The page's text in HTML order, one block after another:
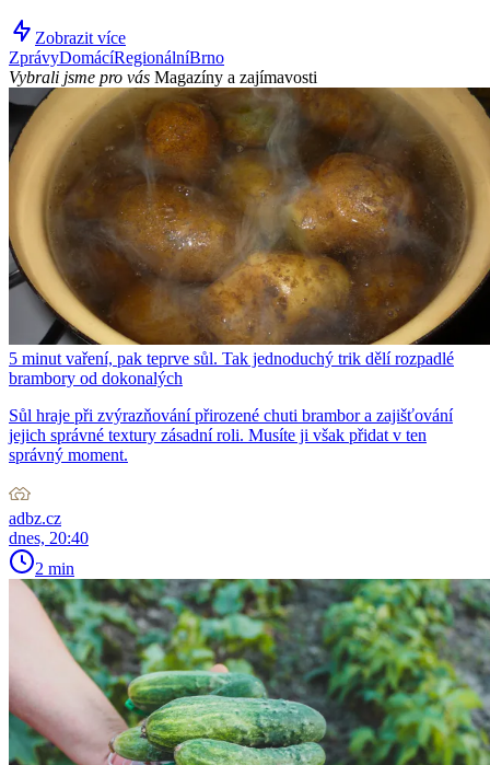
Zobrazit více
ZprávyDomácíRegionálníBrno
Vybrali jsme pro vás Magazíny a zajímavosti
5 minut vaření, pak teprve sůl. Tak jednoduchý trik dělí rozpadlé
brambory od dokonalých
Sůl hraje při zvýrazňování přirozené chuti brambor a zajišťování
jejich správné textury zásadní roli. Musíte ji však přidat v ten
správný moment.
adbz.cz
dnes, 20:40
2 min